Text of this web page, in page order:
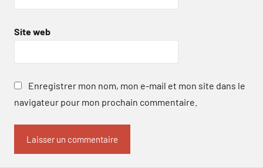
Site web
Enregistrer mon nom, mon e-mail et mon site dans le
navigateur pour mon prochain commentaire.